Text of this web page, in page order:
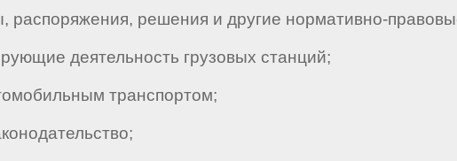
решения и другие нормативно-
деятельность грузовых станций;
транспортом;